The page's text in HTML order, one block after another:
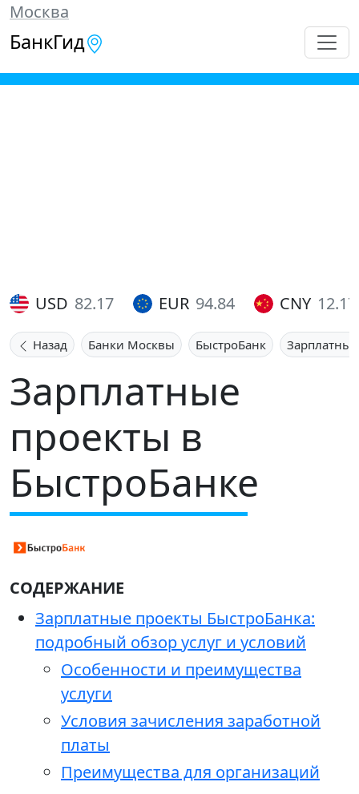
Москва
БанкГид
USD 82.17 EUR 94.84 CNY 12.17
Назад Банки Москвы БыстроБанк
Зарплатные
проекты в
БыстроБанке
СОДЕРЖАНИЕ
Зарплатные проекты БыстроБанка:
подробный обзор услуг и условий
Особенности и преимущества
услуги
Условия зачисления заработной
платы
Преимущества для организаций